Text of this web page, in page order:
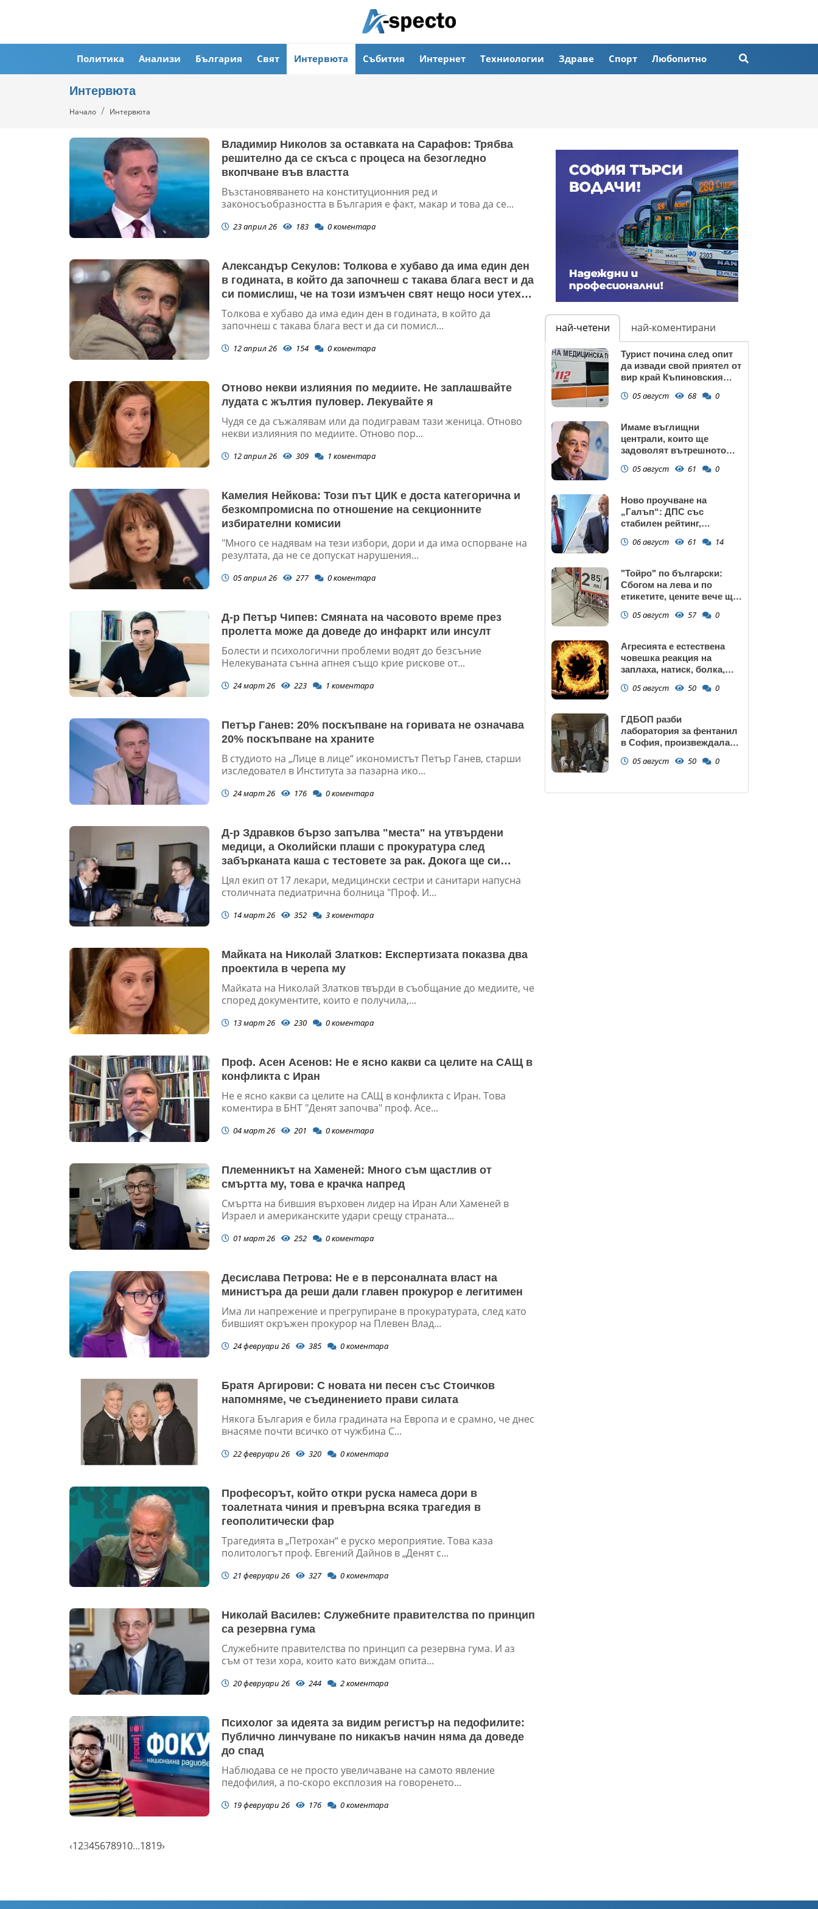
Политика Анализи България Свят Интервюта Събития Интернет Техниологии Здраве Спорт Любопитно
Интервюта
Начало Интервюта
Владимир Николов за оставката на Сарафов: Трябва
решително да се скъса с процеса на безогледно
вкопчване във властта
Възстановяването на конституционния ред и
законосъобразността в България е факт, макар и това да се...
23 април 26 183 0коментара
Александър Секулов: Толкова е хубаво да има един ден
в годината, в който да започнеш с такава блага вест и да
си помислиш, че на този измъчен свят нещо носи утеха
сред тая скръб
Толкова е хубаво да има един ден в годината, в който да
започнеш с такава блага вест и да си помисл...
12 април 26 154 0коментара
Отново некви излияния по медиите. Не заплашвайте
лудата с жълтия пуловер. Лекувайте я
Чудя се да съжалявам или да подигравам тази женица. Отново
некви излияния по медиите. Отново пор...
12 април 26 309 1 коментара
Камелия Нейкова: Този път ЦИК е доста категорична и
безкомпромисна по отношение на секционните
избирателни комисии
"Много се надявам на тези избори, дори и да има оспорване на
резултата, да не се допускат нарушения...
05 април 26 277 0коментара
Д-р Петър Чипев: Смяната на часовото време през
пролетта може да доведе до инфаркт или инсулт
Болести и психологични проблеми водят до безсъние
Нелекуваната сънна апнея също крие рискове от...
24 март 26 223 1 коментара
Петър Ганев: 20% поскъпване на горивата не означава
20% поскъпване на храните
В студиото на „Лице в лице“ икономистът Петър Ганев, старши
изследовател в Института за пазарна ико...
24 март 26 176 0коментара
Д-р Здравков бързо запълва "места" на утвърдени
медици, а Околийски плаши с прокуратура след
забърканата каша с тестовете за рак. Докога ще си
играем със здравето?
Цял екип от 17 лекари, медицински сестри и санитари напусна
столичната педиатрична болница "Проф. И...
14 март 26 352 3коментара
Майката на Николай Златков: Експертизата показва два
проектила в черепа му
Майката на Николай Златков твърди в съобщание до медиите, че
според документите, които е получила,...
13 март 26 230 0коментара
Проф. Асен Асенов: Не е ясно какви са целите на САЩ в
конфликта с Иран
Не е ясно какви са целите на САЩ в конфликта с Иран. Това
коментира в БНТ "Денят започва" проф. Асе...
04 март 26 201 0коментара
Племенникът на Хаменей: Много съм щастлив от
смъртта му, това е крачка напред
Смъртта на бившия върховен лидер на Иран Али Хаменей в
Израел и американските удари срещу страната...
01 март 26 252 0коментара
Десислава Петрова: Не е в персоналната власт на
министъра да реши дали главен прокурор е легитимен
Има ли напрежение и прегрупиране в прокуратурата, след като
бившият окръжен прокурор на Плевен Влад...
24 февруари 26 385 0коментара
Братя Аргирови: С новата ни песен със Стоичков
напомняме, че съединението прави силата
Някога България е била градината на Европа и е срамно, че днес
внасяме почти всичко от чужбина С...
22 февруари 26 320 0коментара
Професорът, който откри руска намеса дори в
тоалетната чиния и превърна всяка трагедия в
геополитически фар
Трагедията в „Петрохан“ е руско мероприятие. Това каза
политологът проф. Евгений Дайнов в „Денят с...
21 февруари 26 327 0коментара
Николай Василев: Служебните правителства по принцип
са резервна гума
Служебните правителства по принцип са резервна гума. И аз
съм от тези хора, които като виждам опита...
20 февруари 26 244 2коментара
Психолог за идеята за видим регистър на педофилите:
Публично линчуване по никакъв начин няма да доведе
до спад
Наблюдава се не просто увеличаване на самото явление
педофилия, а по-скоро експлозия на говоренето...
19 февруари 26 176 0коментара
‹12345678910...1819›
най-четени най-коментирани
Турист почина след опит
да извади свой приятел от
вир край Къпиновския
05 август 68 0
Имаме въглищни
централи, които ще
задоволят вътрешното
05 август 61 0
Ново проучване на
„Галъп“: ДПС със
стабилен рейтинг,
запазва
06 август 61 14
"Тойро" по български:
Сбогом на лева и по
етикетите, цените вече ще
05 август 57 0
Агресията е естествена
човешка реакция на
заплаха, натиск, болка,
граници или пречка за
05 август 50 0
ГДБОП разби
лаборатория за фентанил
в София, произвеждала
(снимки)
05 август 50 0